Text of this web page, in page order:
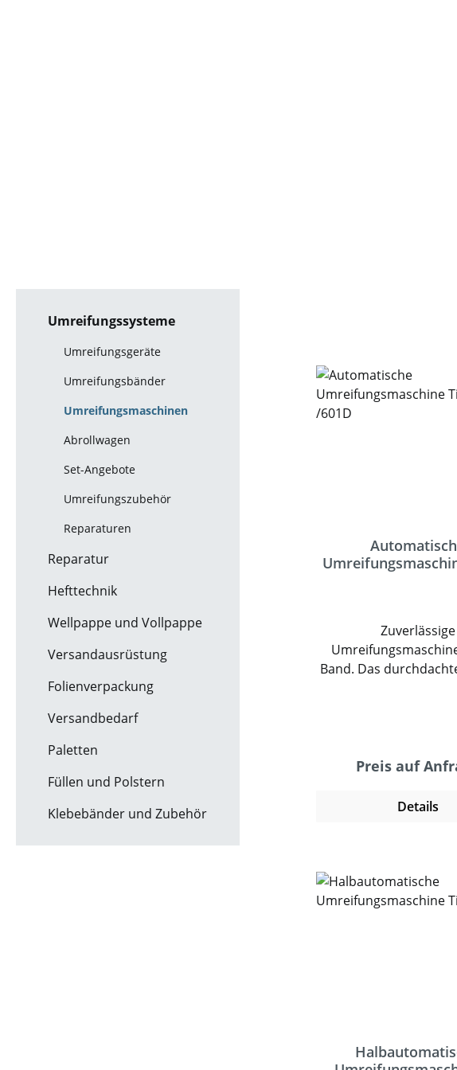
Umreifungssysteme
Umreifungsgeräte
Umreifungsbänder
Umreifungsmaschinen
Abrollwagen
Set-Angebote
Umreifungszubehör
Reparaturen
Reparatur
Hefttechnik
Wellpappe und Vollpappe
Versandausrüstung
Folienverpackung
Versandbedarf
Paletten
Füllen und Polstern
Klebebänder und Zubehör
Zuverlässige
Band. Das
ein
Notausschalter
Bandeinfädelung
Bandendeauswurf
Preis auf
Details